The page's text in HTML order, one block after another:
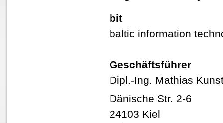
bit
baltic information
Geschäftsführer
Dipl.-Ing. Mathias
Dänische Str. 2-6
24103 Kiel